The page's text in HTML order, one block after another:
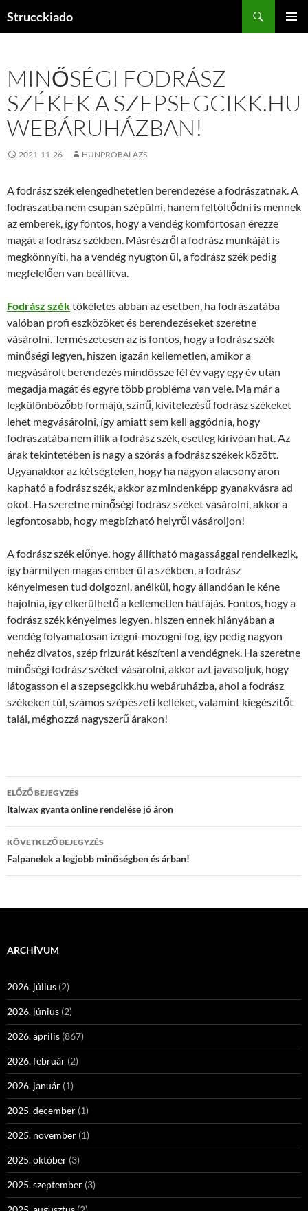
Strucckiado
MINŐSÉGI FODRÁSZ
SZÉKEK A SZEPSEGCIKK.HU
WEBÁRUHÁZBAN!
2021-11-26 HUNPROBALAZS
A fodrász szék elengedhetetlen berendezése a fodrászatnak. A
fodrászatba nem csupán szépülni, hanem feltöltődni is mennek
az emberek, így fontos, hogy a vendég komfortosan érezze
magát a fodrász székben. Másrészről a fodrász munkáját is
megkönnyíti, ha a vendég nyugton ül, a fodrász szék pedig
megfelelően van beállítva.
Fodrász széktökéletes abban az esetben, ha fodrászatába
valóban profi eszközöket és berendezéseket szeretne
vásárolni. Természetesen az is fontos, hogy a fodrász szék
minőségi legyen, hiszen igazán kellemetlen, amikor a
megvásárolt berendezés mindössze fél év vagy egy év után
megadja magát és egyre több probléma van vele. Ma már a
legkülönbözőbb formájú, színű, kivitelezésű fodrász székeket
lehet megvásárolni, így amiatt sem kell aggódnia, hogy
fodrászatába nem illik a fodrász szék, esetleg kirívóan hat. Az
árak tekintetében is nagy a szórás a fodrász székek között.
Ugyanakkor az kétségtelen, hogy ha nagyon alacsony áron
kapható a fodrász szék, akkor az mindenképp gyanakvásra ad
okot. Ha szeretne minőségi fodrász széket vásárolni, akkor a
legfontosabb, hogy megbízható helyről vásároljon!
A fodrász szék előnye, hogy állítható magassággal rendelkezik,
így bármilyen magas ember ül a székben, a fodrász
kényelmesen tud dolgozni, anélkül, hogy állandóan le kéne
hajolnia, így elkerülhető a kellemetlen hátfájás. Fontos, hogy a
fodrász szék kényelmes legyen, hiszen ennek hiányában a
vendég folyamatosan izegni-mozogni fog, így pedig nagyon
nehéz divatos, szép frizurát készíteni a vendégnek. Ha szeretne
minőségi fodrász széket vásárolni, akkor azt javasoljuk, hogy
látogasson el a szepsegcikk.hu webáruházba, ahol a fodrász
székeken túl, számos szépészeti kelléket, valamint kiegészítőt
talál, méghozzá nagyszerű árakon!
Bejegyzések
navigációja
ELŐZŐ BEJEGYZÉS
Italwax gyanta online rendelése jó áron
KÖVETKEZŐ BEJEGYZÉS
Falpanelek a legjobb minőségben és árban!
ARCHÍVUM
2026. július (2)
2026. június (2)
2026. április (867)
2026. február (2)
2026. január (1)
2025. december (1)
2025. november (1)
2025. október (3)
2025. szeptember (3)